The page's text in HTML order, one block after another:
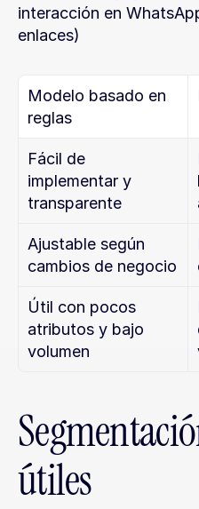
interacción en
enlaces)
Modelo basado en
reglas
Fácil de
implementar y
transparente
Ajustable según
cambios de negocio
Útil con pocos
atributos y bajo
volumen
útiles